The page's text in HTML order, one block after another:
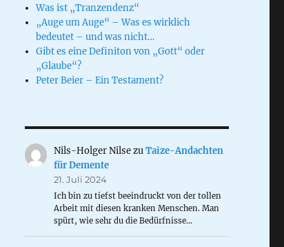
Was ist „Tranzendenz“
„Auge um Auge“ – Was es wirklich
bedeutet – und was nicht…
Gibt es eine Definiton von „Gott“ oder
„Glaube“?
Peter Beier – Ein Testament?
Nils-Holger NilsezuTaize-Andachten
für Demente
21. Juli 2024
Ich bin zu tiefst beeindruckt von der tollen
Arbeit mit diesen kranken Menschen. Man
spürt, wie sehr du die Bedürfnisse…